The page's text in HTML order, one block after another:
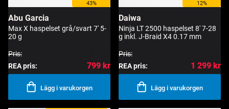
43%
Abu Garcia
Max X haspelset grå/svart 7' 5-
20 g
Pris:
REA pris:
799 kr
Lägg i varukorgen
12%
Daiwa
Ninja LT 2500 haspelset 8' 7-28
g inkl. J-Braid X4 0.17 mm
Pris:
REA pris:
1 299 kr
Lägg i varukorgen